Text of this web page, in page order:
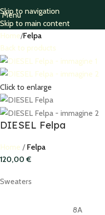
Skip to navigation
Skip to main content
Menu
Home Felpa
Back to products
Click to enlarge
DIESEL Felpa
Home
Felpa
120,00€
Sweaters
8A